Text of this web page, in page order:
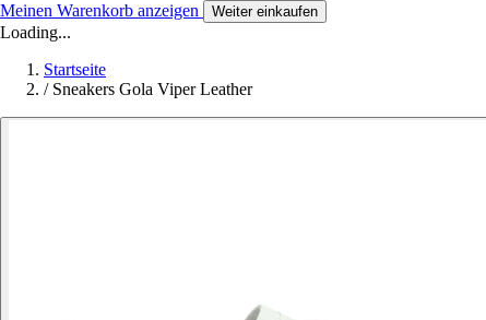
Meinen Warenkorb anzeigen Weiter einkaufen
Loading...
Startseite
/ Sneakers Gola Viper Leather